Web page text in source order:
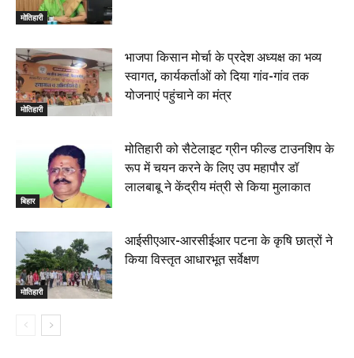
मोतिहारी
मोतिहारी
भाजपा किसान मोर्चा के प्रदेश अध्यक्ष का भव्य
स्वागत, कार्यकर्ताओं को दिया गांव-गांव तक
योजनाएं पहुंचाने का मंत्र
बिहार
मोतिहारी को सैटेलाइट ग्रीन फील्ड टाउनशिप के
रूप में चयन करने के लिए उप महापौर डॉ
लालबाबू ने केंद्रीय मंत्री से किया मुलाकात
मोतिहारी
आईसीएआर-आरसीईआर पटना के कृषि छात्रों ने
किया विस्तृत आधारभूत सर्वेक्षण